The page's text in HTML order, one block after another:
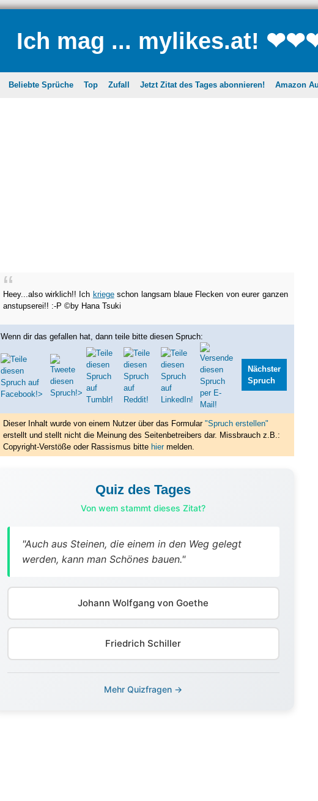
Ich mag ... mylikes.at!
Beliebte Sprüche Top Zufall Jetzt Zitat des Tages abonnieren! Amazon
Heey...also wirklich!! Ich kriegeschon langsam blaue Flecken von eurer ganzen
anstupserei!! :-P ©by Hana Tsuki
Wenn dir das gefallen hat, dann teile bitte diesen Spruch:
Nächster
Spruch
Dieser Inhalt wurde von einem Nutzer über das Formular "Spruch erstellen"
erstelltund stellt nicht die Meinung des Seitenbetreibers dar. Missbrauch z.B.:
Copyright-Verstöße oder Rassismus bitte hiermelden.
Quiz des Tages
Von wem stammt dieses Zitat?
"Auch aus Steinen, die einem in den Weg gelegt
werden, kann man Schönes bauen."
Johann Wolfgang von Goethe
Friedrich Schiller
Mehr Quizfragen →